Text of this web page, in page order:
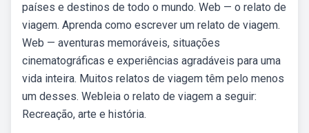
países e destinos de todo o mundo. Web — o relato de
viagem. Aprenda como escrever um relato de viagem.
Web — aventuras memoráveis, situações
cinematográficas e experiências agradáveis para uma
vida inteira. Muitos relatos de viagem têm pelo menos
um desses. Webleia o relato de viagem a seguir:
Recreação, arte e história.